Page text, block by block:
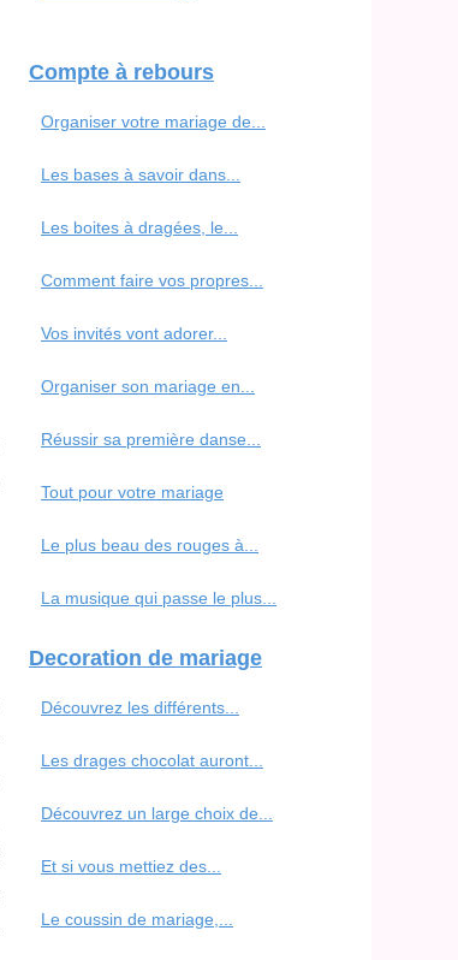
Compte à rebours
Organiser votre mariage de...
Les bases à savoir dans...
Les boites à dragées, le...
Comment faire vos propres...
Vos invités vont adorer...
Organiser son mariage en...
Réussir sa première danse...
Tout pour votre mariage
Le plus beau des rouges à...
La musique qui passe le plus...
Decoration de mariage
Découvrez les différents...
Les drages chocolat auront...
Découvrez un large choix de...
Et si vous mettiez des...
Le coussin de mariage,...